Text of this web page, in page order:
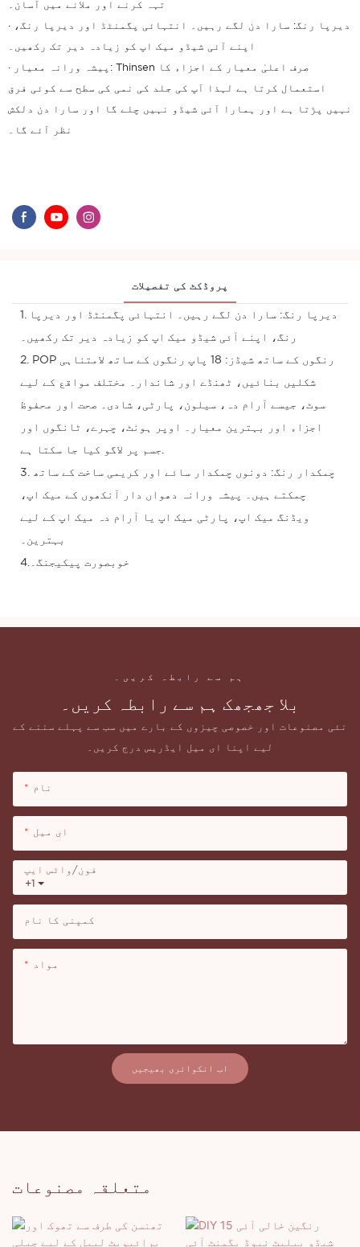
تہہ کرنے اور ملانے میں آسان۔
· دیرپا رنگ: سارا دن لگے رہیں۔ انتہائی پگمنٹڈ اور دیرپا رنگ،
اپنے آئی شیڈو میک اپ کو زیادہ دیر تک رکھیں۔
· پیشہ ورانہ معیار: Thinsen صرف اعلیٰ معیار کے اجزاء کا
استعمال کرتا ہے لہذا آپ کی جلد کی نمی کی سطح سے کوئی فرق
نہیں پڑتا ہے اور ہمارا آئی شیڈو نہیں چلے گا اور سارا دن دلکش
نظر آئے گا۔
پروڈکٹ کی تفصیلات
1. دیرپا رنگ: سارا دن لگے رہیں۔ انتہائی پگمنٹڈ اور دیرپا
رنگ، اپنے آئی شیڈو میک اپ کو زیادہ دیر تک رکھیں۔
2. POP رنگوں کے ساتھ شیڈز: 18 پاپ رنگوں کے ساتھ لامتناہی
شکلیں بنائیں، ٹھنڈے اور شاندار۔ مختلف مواقع کے لیے
سوٹ، جیسے آرام دہ، سیلون، پارٹی، شادی۔ صحت اور محفوظ
اجزاء اور بہترین معیار۔ اوپر ہونٹ، چہرے، ٹانگوں اور
3. چمکدار رنگ: دونوں چمکدار سائے اور کریمی ساخت کے ساتھ
چمکتے ہیں۔ پیشہ ورانہ دھواں دار آنکھوں کے میک اپ،
ویڈنگ میک اپ، پارٹی میک اپ یا آرام دہ میک اپ کے لیے
بہترین۔
4.خوبصورت پیکیجنگ۔
ہم سے رابطہ کریں۔
بلا جھجھک ہم سے رابطہ کریں۔
نئی مصنوعات اور خصوصی چیزوں کے بارے میں سب سے پہلے سننے کے
لیے اپنا ای میل ایڈریس درج کریں۔
نام
ای میل
+1
فون/واٹس ایپ
کمپنی کا نام
مواد
اب انکوائری بھیجیں
متعلقہ مصنوعات